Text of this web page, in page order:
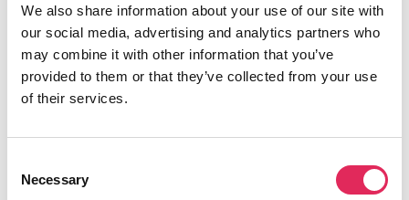
We also share information about your use of our site with
our social media, advertising and analytics partners who
may combine it with other information that you’ve
provided to them or that they’ve collected from your use
of their services.
Selection
Necessary
”fantastiske” og ”en helt anden oplevelse”. Bare mellem
2014 og 2018 opførte Opgang2 7 forskellige forestillinger
med 836 opførelser i 99 byer for over 100.000 tilskuere.
Men hvad er det, Opgang2 kan, og kan andre teatre lære af
det, når det kommer til at række ud til det unge
“Jeg troede ikke, at teater var